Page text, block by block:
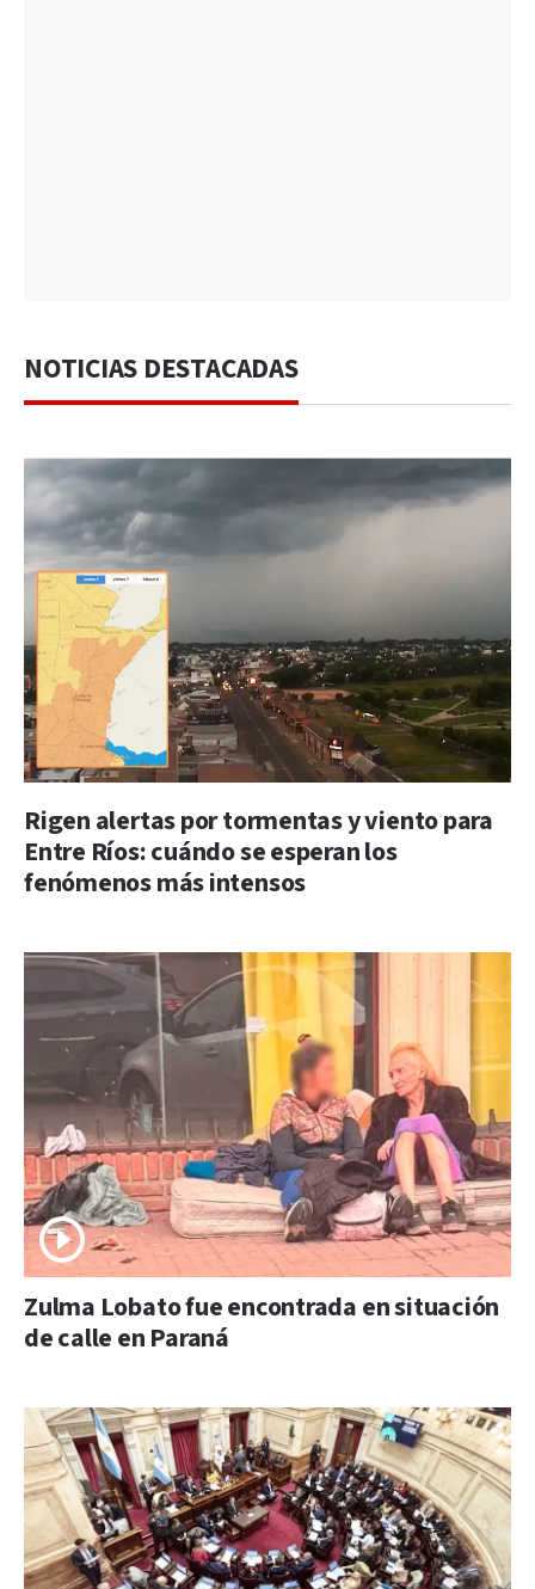
NOTICIAS DESTACADAS
Rigen alertas por tormentas y viento para
Entre Ríos: cuándo se esperan los
fenómenos más intensos
Zulma Lobato fue encontrada en situación
de calle en Paraná